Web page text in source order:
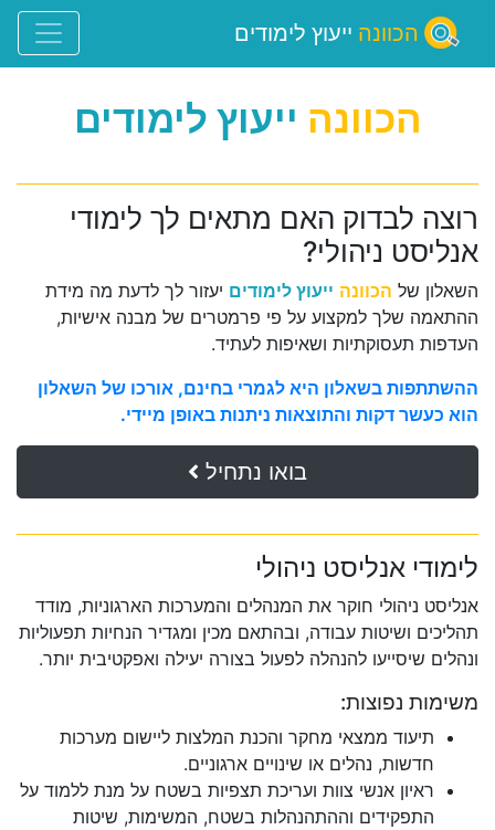
הכוונה ייעוץ לימודים
הכוונה ייעוץ לימודים
רוצה לבדוק האם מתאים לך לימודי
אנליסט ניהולי?
השאלון של הכוונה ייעוץ לימודים יעזור לך לדעת מה מידת
ההתאמה שלך למקצוע על פי פרמטרים של מבנה אישיות,
העדפות תעסוקתיות ושאיפות לעתיד.
ההשתתפות בשאלון היא לגמרי בחינם, אורכו של השאלון
הוא כעשר דקות והתוצאות ניתנות באופן מיידי.
בואו נתחיל
לימודי אנליסט ניהולי
אנליסט ניהולי חוקר את המנהלים והמערכות הארגוניות, מודד
תהליכים ושיטות עבודה, ובהתאם מכין ומגדיר הנחיות תפעוליות
ונהלים שיסייעו להנהלה לפעול בצורה יעילה ואפקטיבית יותר.
משימות נפוצות:
תיעוד ממצאי מחקר והכנת המלצות ליישום מערכות
חדשות, נהלים או שינויים ארגוניים.
ראיון אנשי צוות ועריכת תצפיות בשטח על מנת ללמוד על
התפקידים וההתהנהלות בשטח, המשימות, שיטות